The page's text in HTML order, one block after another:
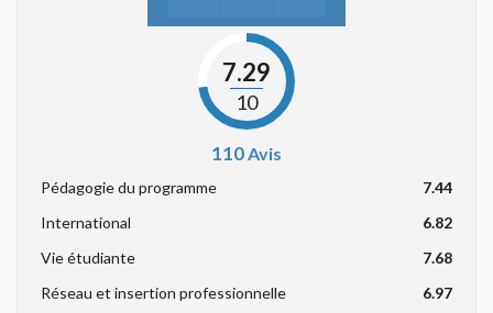
7.29
10
110Avis
Pédagogie du programme
7.44
International
6.82
Vie étudiante
7.68
Réseau et insertion professionnelle
6.97